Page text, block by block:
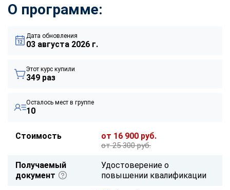
О программе:
Дата обновления
03 августа 2026 г.
Этот курс купили
349 раз
Осталось мест в группе
10
Стоимость от 16 900 руб.
от 25 300 руб.
Получаемый
документ
Удостоверение о
повышении квалификации